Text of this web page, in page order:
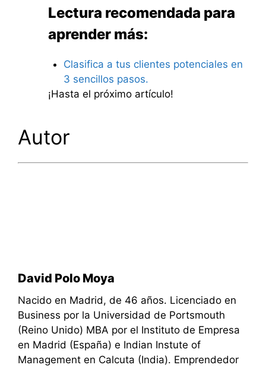
Lectura recomendada para
aprender más:
Clasifica a tus clientes potenciales en
3 sencillos pasos.
¡Hasta el próximo artículo!
Autor
David Polo Moya
Nacido en Madrid, de 46 años. Licenciado en
Business por la Universidad de Portsmouth
(Reino Unido) MBA por el Instituto de Empresa
en Madrid (España) e Indian Instute of
Management en Calcuta (India). Emprendedor